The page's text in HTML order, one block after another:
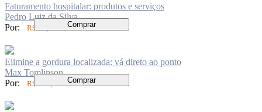
Faturamento hospitalar: produtos e serviços
Pedro Luiz da Silva
Por:
R$ 99,00 Comprar
Elimine a gordura localizada: vá direto ao ponto
Max Tomlinson
Por:
R$ 104,00 Comprar